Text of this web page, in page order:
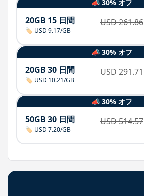
📣 30% オフ
20GB 15 日間
🏷️ USD 9.17/GB
USD261.86
📣 30% オフ
20GB 30 日間
🏷️ USD 10.21/GB
USD291.71
📣 30% オフ
50GB 30 日間
🏷️ USD 7.20/GB
USD514.57